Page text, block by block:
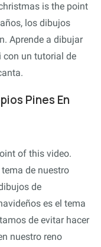
is the point
los dibujos
Aprende a dibujar
un tutorial de
Pines En
of this video.
de nuestro
de
es el tema
de evitar hacer
nuestro reno